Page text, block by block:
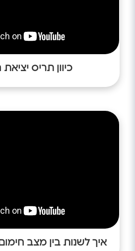
כיוון תריס יציאת
איך לשנות בין מצב